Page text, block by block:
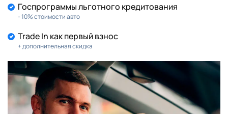
Госпрограммы льготного кредитования
- 10% стоимости авто
Trade In как первый взнос
+ дополнительная скидка